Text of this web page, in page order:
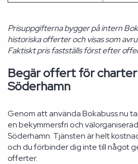
Prisuppgifterna bygger på intern
historiska offerter och visas som
Faktiskt pris fastställs först efter
Begär offert för
Söderhamn
Genom att använda Bokabuss.nu
en bekymmersfri och
Söderhamn. Tjänsten är helt
och du förbinder dig inte till något
offerter.